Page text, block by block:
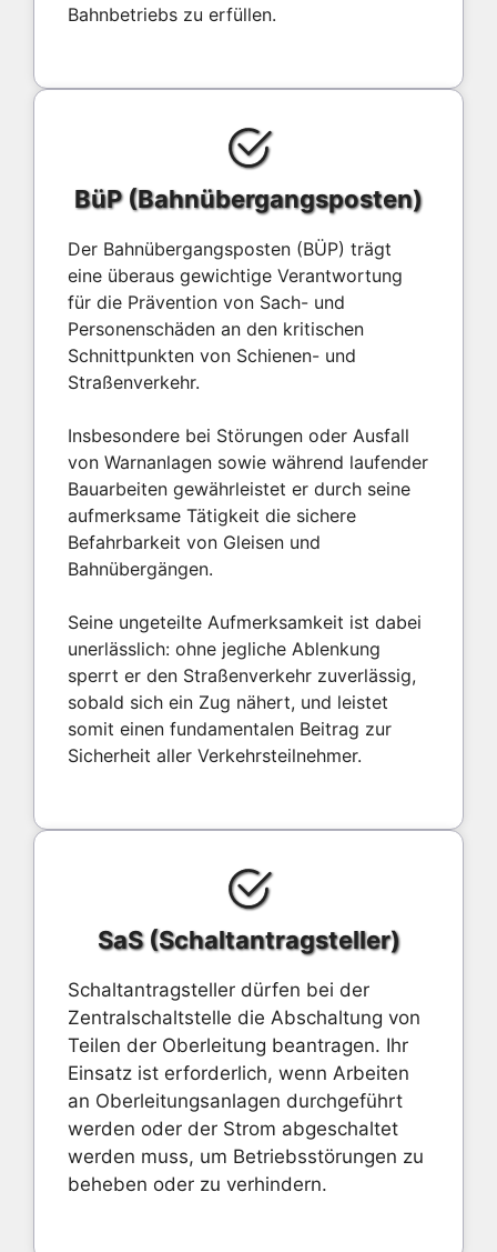
Bahnbetriebs zu erfüllen.
BüP (Bahnübergangsposten)
Der Bahnübergangsposten (BÜP) trägt
eine überaus gewichtige Verantwortung
für die Prävention von Sach- und
Personenschäden an den kritischen
Schnittpunkten von Schienen- und
Straßenverkehr.
Insbesondere bei Störungen oder Ausfall
von Warnanlagen sowie während laufender
Bauarbeiten gewährleistet er durch seine
aufmerksame Tätigkeit die sichere
Befahrbarkeit von Gleisen und
Bahnübergängen.
Seine ungeteilte Aufmerksamkeit ist dabei
unerlässlich: ohne jegliche Ablenkung
sperrt er den Straßenverkehr zuverlässig,
sobald sich ein Zug nähert, und leistet
somit einen fundamentalen Beitrag zur
Sicherheit aller Verkehrsteilnehmer.
SaS (Schaltantragsteller)
Schaltantragsteller dürfen bei der
Zentralschaltstelle die Abschaltung von
Teilen der Oberleitung beantragen. Ihr
Einsatz ist erforderlich, wenn Arbeiten
an Oberleitungsanlagen durchgeführt
werden oder der Strom abgeschaltet
werden muss, um Betriebsstörungen zu
beheben oder zu verhindern.